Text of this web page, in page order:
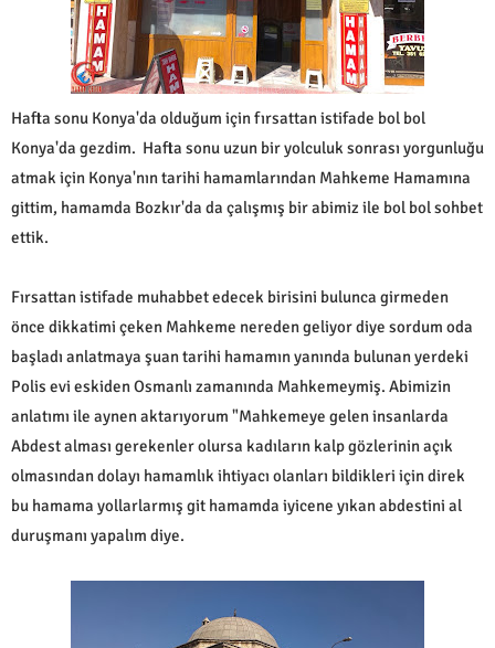
Hafta sonu Konya'da olduğum için fırsattan istifade bol bol
Konya'da gezdim. Hafta sonu uzun bir yolculuk sonrası yorgunluğu
atmak için Konya'nın tarihi hamamlarından Mahkeme Hamamına
gittim, hamamda Bozkır'da da çalışmış bir abimiz ile bol bol sohbet
ettik.
Fırsattan istifade muhabbet edecek birisini bulunca girmeden
önce dikkatimi çeken Mahkeme nereden geliyor diye sordum oda
başladı anlatmaya şuan tarihi hamamın yanında bulunan yerdeki
Polis evi eskiden Osmanlı zamanında Mahkemeymiş. Abimizin
anlatımı ile aynen aktarıyorum "Mahkemeye gelen insanlarda
Abdest alması gerekenler olursa kadıların kalp gözlerinin açık
olmasından dolayı hamamlık ihtiyacı olanları bildikleri için direk
bu hamama yollarlarmış git hamamda iyicene yıkan abdestini al
duruşmanı yapalım diye.